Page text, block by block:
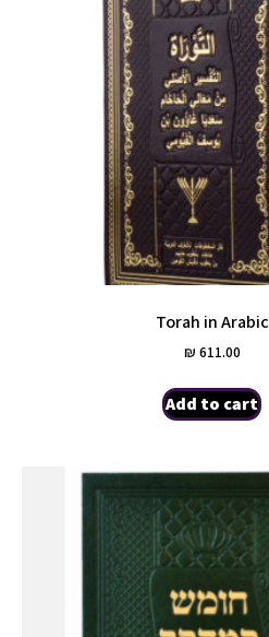
Torah in Arabic
₪ 611.00
Add to cart